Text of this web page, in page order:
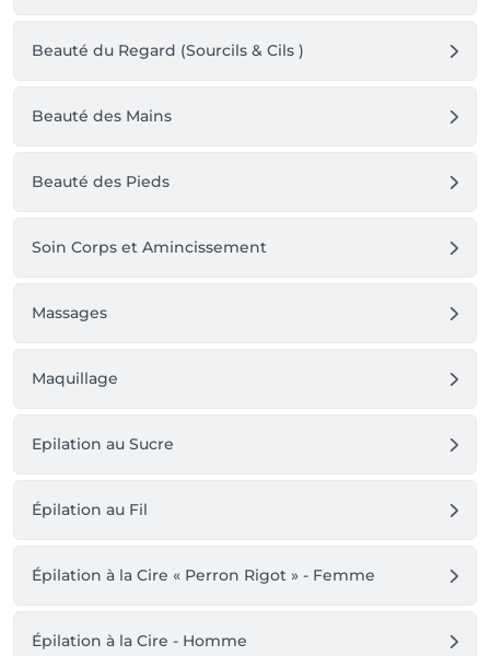
Beauté du Regard (Sourcils & Cils )
Beauté des Mains
Beauté des Pieds
Soin Corps et Amincissement
Massages
Maquillage
Epilation au Sucre
Épilation au Fil
Épilation à la Cire « Perron Rigot » - Femme
Épilation à la Cire - Homme